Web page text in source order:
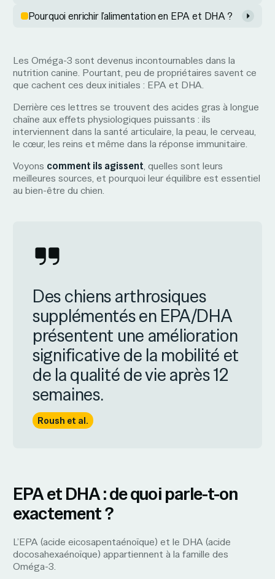
Pourquoi enrichir l’alimentation en EPA et DHA ?
Les Oméga-3 sont devenus incontournables dans la
nutrition canine. Pourtant, peu de propriétaires savent ce
que cachent ces deux initiales : EPA et DHA.
Derrière ces lettres se trouvent des acides gras à longue
chaîne aux effets physiologiques puissants : ils
interviennent dans la santé articulaire, la peau, le cerveau,
le cœur, les reins et même dans la réponse immunitaire.
Voyons comment ils agissent, quelles sont leurs
meilleures sources, et pourquoi leur équilibre est essentiel
au bien-être du chien.
Des chiens arthrosiques
supplémentés en EPA/DHA
présentent une amélioration
significative de la mobilité et
de la qualité de vie après 12
semaines.
Roush et al.
EPA et DHA : de quoi parle-t-on
exactement ?
L’EPA (acide eicosapentaénoïque) et le DHA (acide
docosahexaénoïque) appartiennent à la famille des
Oméga-3.